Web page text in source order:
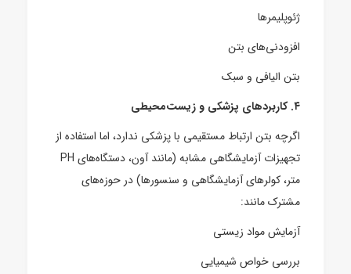
ژئوپلیمرها
افزودنی‌های بتن
بتن الیافی و سبک
۴. کاربردهای پزشکی و زیست‌محیطی
اگرچه بتن ارتباط مستقیمی با پزشکی ندارد، اما استفاده از
تجهیزات آزمایشگاهی مشابه (مانند آون، دستگاه‌های PH
متر، کولرهای آزمایشگاهی و سنسورها) در حوزه‌های
مشترک مانند:
آزمایش مواد زیستی
بررسی خواص شیمیایی